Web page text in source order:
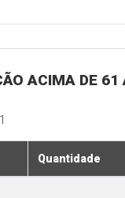
ACIMA DE 61
Quantidade